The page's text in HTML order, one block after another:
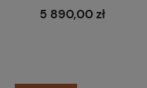
5 890,00 zł